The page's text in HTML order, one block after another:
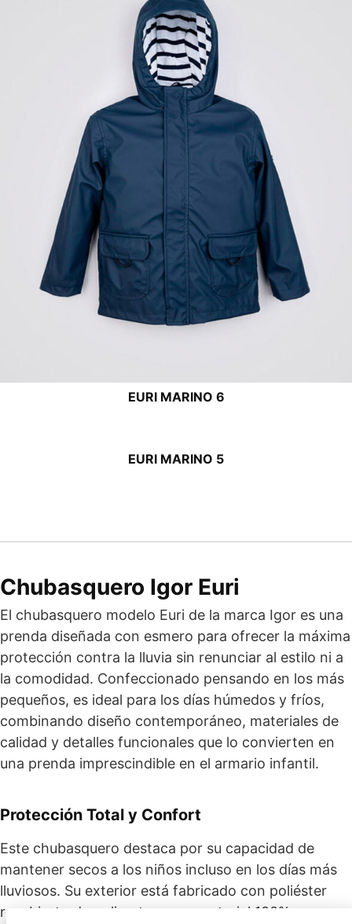
EURI MARINO 6
EURI MARINO 5
Chubasquero Igor Euri
El chubasquero modelo Euri de la marca Igor es una
prenda diseñada con esmero para ofrecer la máxima
protección contra la lluvia sin renunciar al estilo ni a
la comodidad. Confeccionado pensando en los más
pequeños, es ideal para los días húmedos y fríos,
combinando diseño contemporáneo, materiales de
calidad y detalles funcionales que lo convierten en
una prenda imprescindible en el armario infantil.
Protección Total y Confort
Este chubasquero destaca por su capacidad de
mantener secos a los niños incluso en los días más
lluviosos. Su exterior está fabricado con poliéster
recubierto de poliuretano, un material 100%